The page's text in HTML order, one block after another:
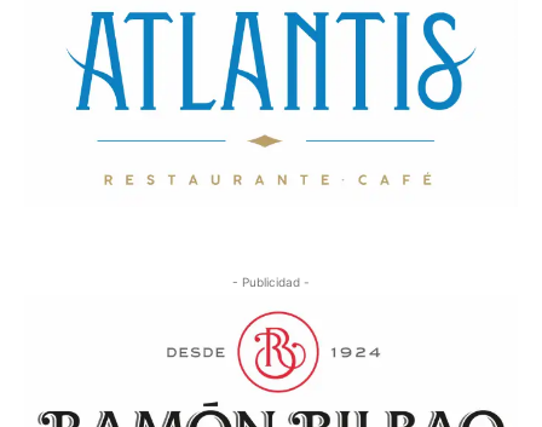
- Publicidad -